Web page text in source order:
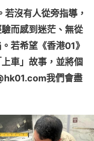
沒有人從旁指導，
而感到迷茫、無從
若希望《香港01》
車」故事，並將個
我們會盡